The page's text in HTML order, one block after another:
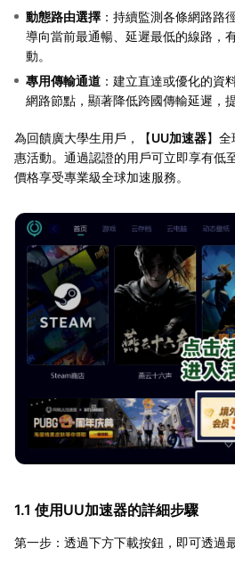
動態路由選擇 ：持續監測各條網路路
導向當前最通暢、延遲最低的線路，
動。
專用傳輸通道 ：建立直達或優化的資
網路節點，顯著降低跨國傳輸延遲，
為回饋廣大學生用戶，【UU加速器】
惠活動。通過認證的用戶可立即享有低
價格享受專業級全球加速服務。
1.1 使用UU加速器的詳細步驟
第一步：透過下方下載按鈕，即可透過